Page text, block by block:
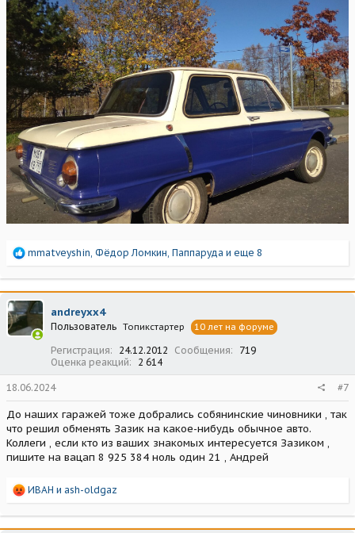
Р
а
к
ц
и
и
mmatveyshin, Фёдор Ломкин, Паппаруда и еще 8
andreyxx4
Пользователь Топикстартер 10 лет на форуме
Регистрация 24.12.2012 Сообщения
719
Оценка реакций
2 614
18.06.2024 #7
До наших гаражей тоже добрались собянинские чиновники , так
что решил обменять Зазик на какое-нибудь обычное авто.
Коллеги , если кто из ваших знакомых интересуется Зазиком ,
пишите на вацап 8 925 384 ноль один 21 , Андрей
Р
а
к
ИВАН и ash-oldgaz